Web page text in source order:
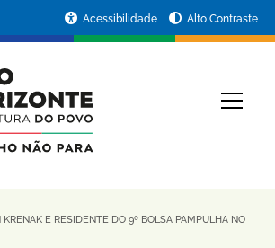
Acessibilidade Alto Contraste
KRENAK E RESIDENTE DO 9º BOLSA PAMPULHA NO